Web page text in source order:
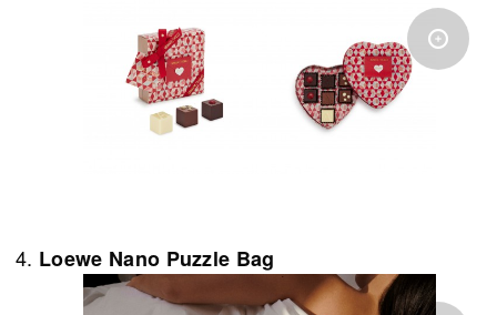
Loewe Nano Puzzle Bag